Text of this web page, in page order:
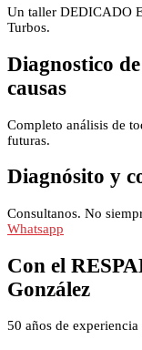
Un taller DEDICADO
Turbos.
Diagnostico
causas
Completo análisis de
futuras.
Diagnósito y
Consultanos. No
Whatsapp
Con el
González
50 años de